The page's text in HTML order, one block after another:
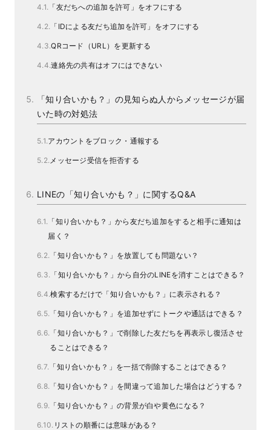
「友だちへの追加を許可」をオフにする
「IDによる友だち追加を許可」をオフにする
QRコード（URL）を更新する
連絡先の共有はオフにはできない
「知り合いかも？」の見知らぬ人からメッセージが届
いた時の対処法
アカウントをブロック・通報する
メッセージ受信を拒否する
LINEの「知り合いかも？」に関するQ&A
「知り合いかも？」から友だち追加をすると相手に通知は
届く？
「知り合いかも？」を放置しても問題ない？
「知り合いかも？」から自分のLINEを消すことはできる？
検索するだけで「知り合いかも？」に表示される？
「知り合いかも？」を追加せずにトークや通話はできる？
「知り合いかも？」で削除した友だちを再表示し復活させ
ることはできる？
「知り合いかも？」を一括で削除することはできる？
「知り合いかも？」を間違って追加した場合はどうする？
「知り合いかも？」の背景が白や黄色になる？
リストの順番には意味がある？